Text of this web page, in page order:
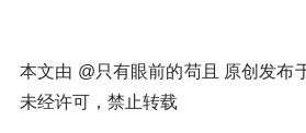
本文由 @只有眼前的苟且 原创发布
未经许可，禁止转载